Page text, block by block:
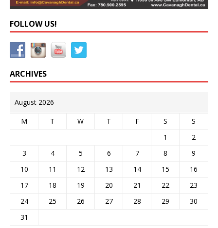
FOLLOW US!
ARCHIVES
August 2026
M T W T F S
S
1
2
3
4 5 6 7 8
9
10
11 12 13 14 15
16
17
18 19 20 21 22
23
24
25 26 27 28 29
30
31